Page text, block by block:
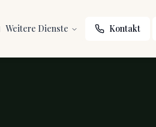
Weitere Dienste Kontakt